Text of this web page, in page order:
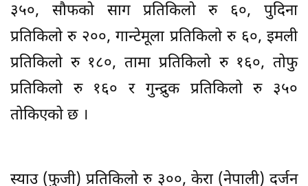
३५०, सौफको साग प्रतिकिलो रु ६०, पुदिना
प्रतिकिलो रु २००, गान्टेमूला प्रतिकिलो रु ६०, इमली
प्रतिकिलो रु १८०, तामा प्रतिकिलो रु १६०, तोफु
प्रतिकिलो रु १६० र गुन्द्रुक प्रतिकिलो रु ३५०
तोकिएको छ ।
स्याउ (फुजी) प्रतिकिलो रु ३००, केरा (नेपाली) दर्जन